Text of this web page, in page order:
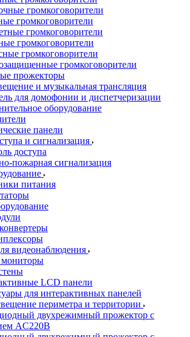
громкоговорители
громкоговорители
громкоговорители
громкоговорители
громкоговорители
громкоговорители
прожекторы
и музыкальная трансляция
для домофонии и диспетчеризации
оборудование
панели
и сигнализация
доступа
пожарная сигнализация
питания
видеонаблюдения
LCD панели
для интерактивных панелей
периметра и территории
двухрежимный прожектор с
AC220В